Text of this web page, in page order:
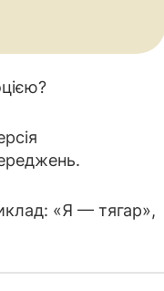
«Я — тягар»,